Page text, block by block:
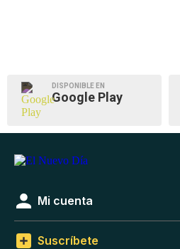
DISPONIBLE EN
Google Play
Mi cuenta
Suscríbete